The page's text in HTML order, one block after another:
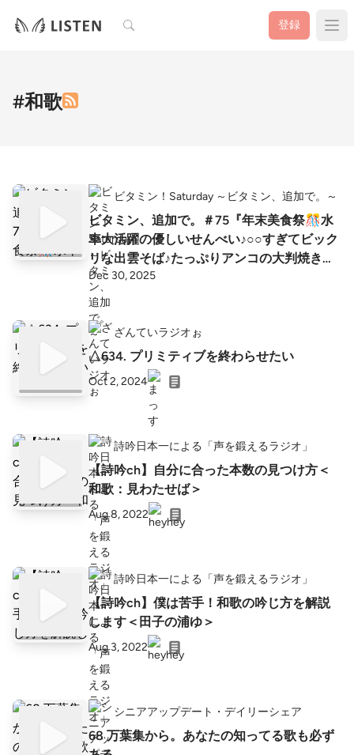
検索 登録
#和歌
ビタミン！Saturday ～ビタミン、追加で。～
ビタミン、追加で。＃75『年末美食祭🎊水
車大活躍の優しいせんべい♪○○すぎてビック
リな出雲そば♪たっぷりアンコの大判焼きを
モgood♪』
Dec 30, 2025
ざんていラジオぉ
△634. プリミティブを終わらせたい
Oct 2, 2024
詩吟日本一による「声を鍛えるラジオ」
【詩吟ch】自分に合った本数の見つけ方＜
和歌：見わたせば＞
Aug 8, 2022
詩吟日本一による「声を鍛えるラジオ」
【詩吟ch】僕は苦手！和歌の吟じ方を解説
します＜田子の浦ゆ＞
Aug 3, 2022
シニアアップデート・デイリーシェア
68 万葉集から。あなたの知ってる歌も必ず